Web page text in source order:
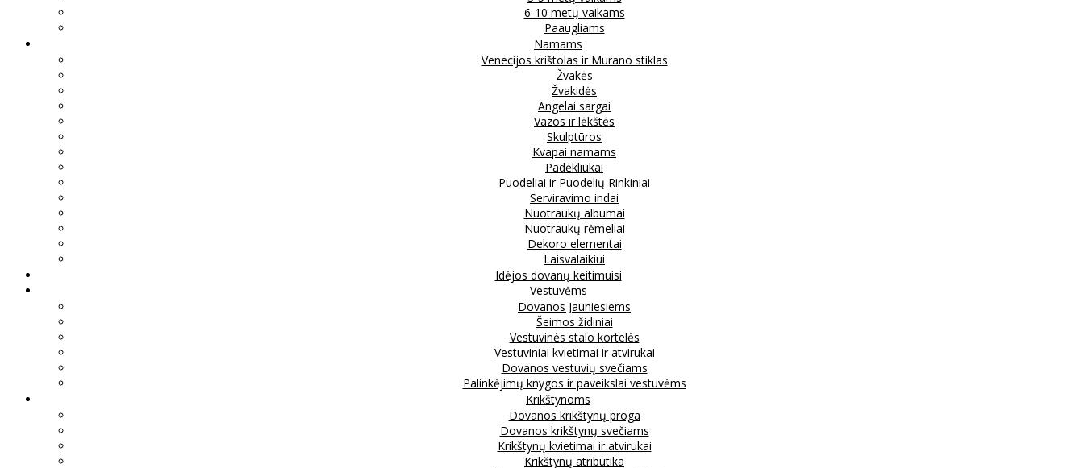
6-10 metų vaikams
Paaugliams
Namams
Venecijos krištolas ir Murano stiklas
Žvakės
Žvakidės
Angelai sargai
Vazos ir lėkštės
Skulptūros
Kvapai namams
Padėkliukai
Puodeliai ir Puodelių Rinkiniai
Serviravimo indai
Nuotraukų albumai
Nuotraukų rėmeliai
Dekoro elementai
Laisvalaikiui
Idėjos dovanų keitimuisi
Vestuvėms
Dovanos Jauniesiems
Šeimos židiniai
Vestuvinės stalo kortelės
Vestuviniai kvietimai ir atvirukai
Dovanos vestuvių svečiams
Palinkėjimų knygos ir paveikslai vestuvėms
Krikštynoms
Dovanos krikštynų proga
Dovanos krikštynų svečiams
Krikštynų kvietimai ir atvirukai
Krikštynų atributika